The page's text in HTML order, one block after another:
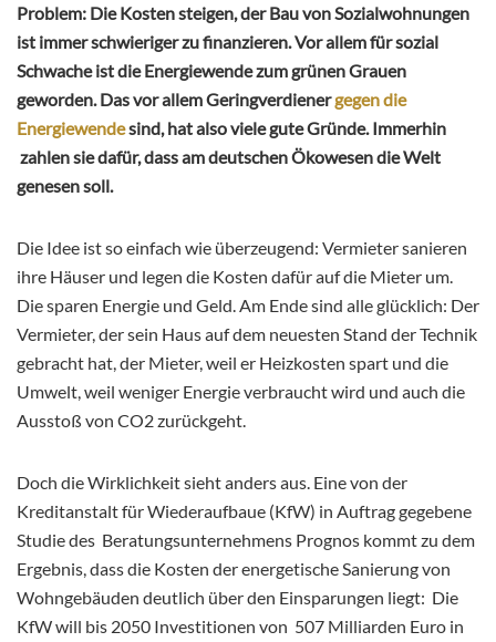
Problem: Die Kosten steigen, der Bau von Sozialwohnungen
ist immer schwieriger zu finanzieren. Vor allem für sozial
Schwache ist die Energiewende zum grünen Grauen
geworden. Das vor allem Geringverdienergegen die
Energiewendesind, hat also viele gute Gründe. Immerhin
zahlen sie dafür, dass am deutschen Ökowesen die Welt
genesen soll.
Die Idee ist so einfach wie überzeugend: Vermieter sanieren
ihre Häuser und legen die Kosten dafür auf die Mieter um.
Die sparen Energie und Geld. Am Ende sind alle glücklich: Der
Vermieter, der sein Haus auf dem neuesten Stand der Technik
gebracht hat, der Mieter, weil er Heizkosten spart und die
Umwelt, weil weniger Energie verbraucht wird und auch die
Ausstoß von CO2 zurückgeht.
Doch die Wirklichkeit sieht anders aus. Eine von der
Kreditanstalt für Wiederaufbaue (KfW) in Auftrag gegebene
Studie des Beratungsunternehmens Prognos kommt zu dem
Ergebnis, dass die Kosten der energetische Sanierung von
Wohngebäuden deutlich über den Einsparungen liegt: Die
KfW will bis 2050 Investitionen von 507 Milliarden Euro in